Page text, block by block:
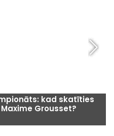
kad skatīties
Grousset?